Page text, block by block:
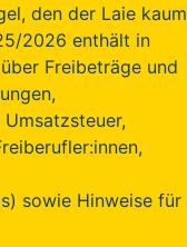
den der Laie kaum
2026 enthält in
Freibeträge und
sowie Hinweise für